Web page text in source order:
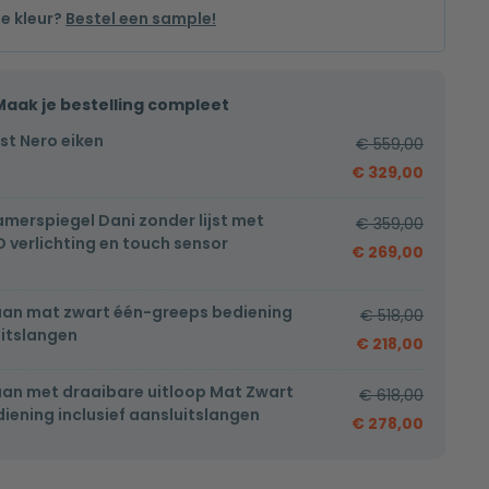
kleur? Bestel een sample!
je bestelling compleet
Nero eiken €559,00
€ 329,00
Dani zonder lijst met
verlichting en touch sensor
€359,00
€ 269,00
mat zwart één-greeps bediening
€518,00
€ 218,00
met draaibare uitloop Mat Zwart
inclusief aansluitslangen
€618,00
€ 278,00